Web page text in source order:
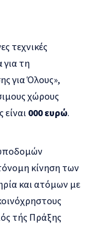
τεχνικές
τη
για Όλους»,
χώρους
000 ευρώ.
κίνηση των
και ατόμων με
τής Πράξης